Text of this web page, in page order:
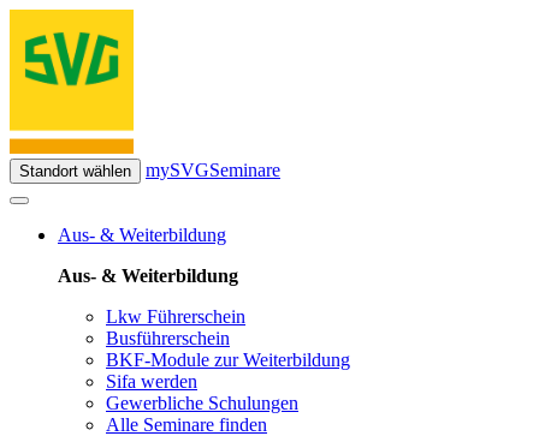
Standort wählen mySVGSeminare
Aus- & Weiterbildung
Aus- & Weiterbildung
Lkw Führerschein
Busführerschein
BKF-Module zur Weiterbildung
Sifa werden
Gewerbliche Schulungen
Alle Seminare finden